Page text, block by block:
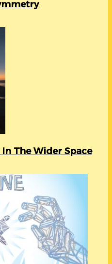
In The Wider Space